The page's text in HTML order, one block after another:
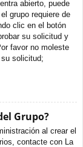
abierto, puede
grupo requiere de
clic en el botón
su solicitud y
favor no moleste
solicitud;
Grupo?
al crear el
contacte con La